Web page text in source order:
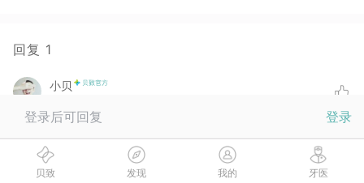
回复 1
小贝
小贝收到你的召唤，向你竖起了一个大拇指！
登录后可回复 登录
贝致 发现 我的 牙医